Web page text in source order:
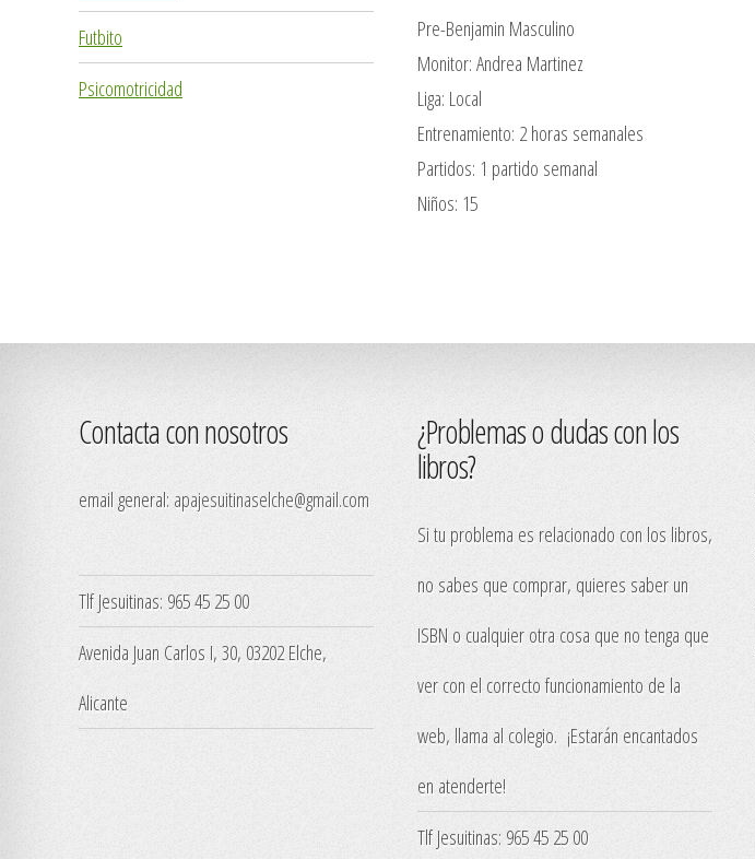
Futbito
Psicomotricidad
Pre-Benjamin Masculino
Monitor: Andrea Martinez
Liga: Local
Entrenamiento: 2 horas semanales
Partidos: 1 partido semanal
Niños: 15
Contacta con nosotros
email general: apajesuitinaselche@gmail.com
Tlf Jesuitinas: 965 45 25 00
Avenida Juan Carlos I, 30, 03202 Elche,
Alicante
¿Problemas o dudas con los
libros?
Si tu problema es relacionado con los libros,
no sabes que comprar, quieres saber un
ISBN o cualquier otra cosa que no tenga que
ver con el correcto funcionamiento de la
web, llama al colegio. ¡Estarán encantados
en atenderte!
Tlf Jesuitinas: 965 45 25 00